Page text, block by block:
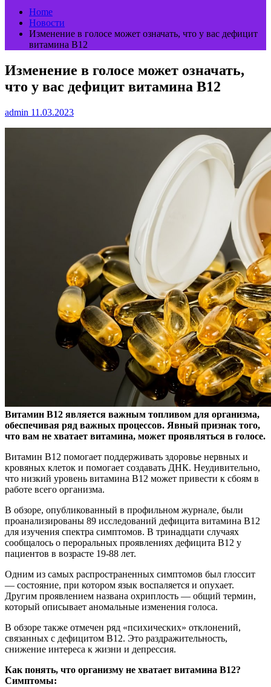
Home
Новости
Изменение в голосе может означать, что у вас дефицит
витамина В12
Изменение в голосе может означать,
что у вас дефицит витамина В12
admin 11.03.2023
Витамин В12 является важным топливом для организма,
обеспечивая ряд важных процессов. Явный признак того,
что вам не хватает витамина, может проявляться в голосе.
Витамин В12 помогает поддерживать здоровье нервных и
кровяных клеток и помогает создавать ДНК. Неудивительно,
что низкий уровень витамина В12 может привести к сбоям в
работе всего организма.
В обзоре, опубликованный в профильном журнале, были
проанализированы 89 исследований дефицита витамина В12
для изучения спектра симптомов. В тринадцати случаях
сообщалось о пероральных проявлениях дефицита B12 у
пациентов в возрасте 19-88 лет.
Одним из самых распространенных симптомов был глоссит
— состояние, при котором язык воспаляется и опухает.
Другим проявлением названа охриплость — общий термин,
который описывает аномальные изменения голоса.
В обзоре также отмечен ряд «психических» отклонений,
связанных с дефицитом B12. Это раздражительность,
снижение интереса к жизни и депрессия.
Как понять, что организму не хватает витамина В12?
Симптомы: